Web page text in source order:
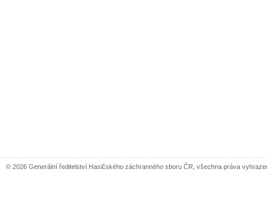
© 2026 Generální ředitelství Hasičského záchranného sboru ČR, všechna práva